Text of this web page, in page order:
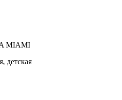
MIAMI
детская